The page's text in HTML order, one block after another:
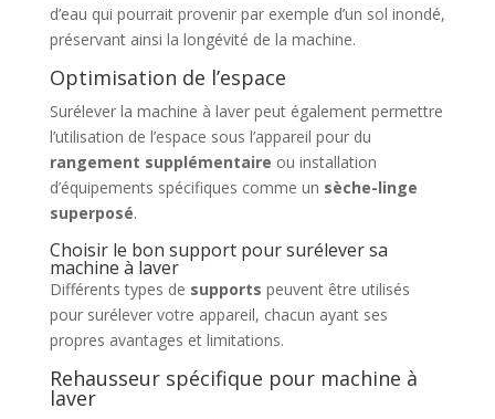
d’eau qui pourrait provenir par exemple d’un sol inondé,
préservant ainsi la longévité de la machine.
Optimisation de l’espace
Surélever la machine à laver peut également permettre
l’utilisation de l’espace sous l’appareil pour du
rangement supplémentaire ou installation
d’équipements spécifiques comme un sèche-linge
superposé.
Choisir le bon support pour surélever sa
machine à laver
Différents types de supports peuvent être utilisés
pour surélever votre appareil, chacun ayant ses
propres avantages et limitations.
Rehausseur spécifique pour machine à
laver